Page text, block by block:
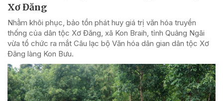
Xơ Đăng
Nhằm khôi phục, bảo tồn phát huy giá trị văn hóa truyền
thống của dân tộc Xơ Đăng, xã Kon Braih, tỉnh Quảng Ngãi
vừa tổ chức ra mắt Câu lạc bộ Văn hóa dân gian dân tộc Xơ
Đăng làng Kon Bưu.